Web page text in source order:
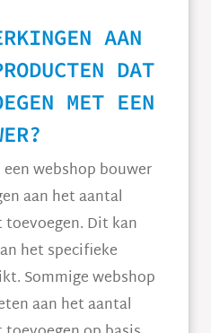
AAN
DAT
MET EEN
webshop bouwer
aan het aantal
Dit kan
het specifieke
Sommige webshop
aan het aantal